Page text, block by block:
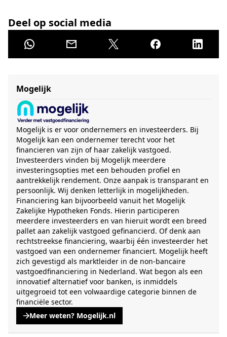
Deel op social media
Mogelijk
Mogelijk is er voor ondernemers en investeerders. Bij
Mogelijk kan een ondernemer terecht voor het
financieren van zijn of haar zakelijk vastgoed.
Investeerders vinden bij Mogelijk meerdere
investeringsopties met een behouden profiel en
aantrekkelijk rendement. Onze aanpak is transparant en
persoonlijk. Wij denken letterlijk in mogelijkheden.
Financiering kan bijvoorbeeld vanuit het Mogelijk
Zakelijke Hypotheken Fonds. Hierin participeren
meerdere investeerders en van hieruit wordt een breed
pallet aan zakelijk vastgoed gefinancierd. Of denk aan
rechtstreekse financiering, waarbij één investeerder het
vastgoed van een ondernemer financiert. Mogelijk heeft
zich gevestigd als marktleider in de non-bancaire
vastgoedfinanciering in Nederland. Wat begon als een
innovatief alternatief voor banken, is inmiddels
uitgegroeid tot een volwaardige categorie binnen de
financiële sector.
Meer weten? Mogelijk.nl
, opent een nieuwe tabblad